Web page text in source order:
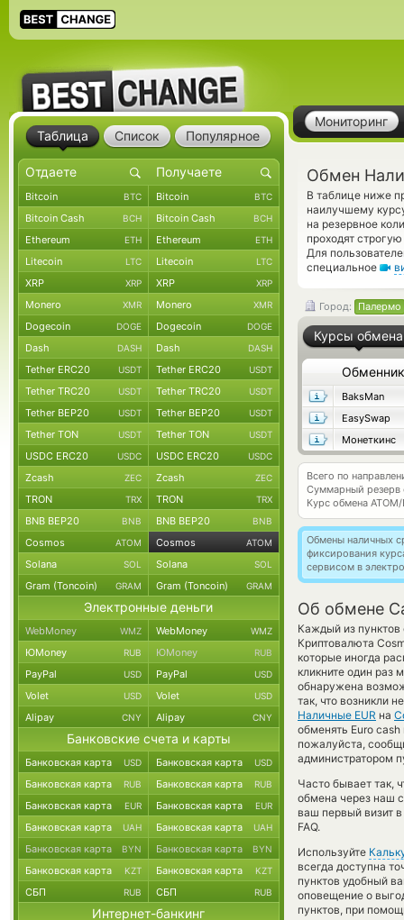
Мониторинг
Обмен
В таблице ниже
наилучшему
на резервное
проходят
Для
специальное
Город: Палермо
Курсы обмена
Обменник
BaksMan
EasySwap
Монеткинс
Всего по
Суммарный резерв
Курс обмена ATOM/
Обмены наличных
фиксирования
сервисом в
Об обмене
Каждый из пунктов
Криптовалюта
которые иногда
кликните один раз
обнаружена
так, что возникли
Наличные EUR на
обменять Euro
пожалуйста,
администратором
Часто бывает так,
обмена через наш
ваш первый визит
FAQ.
Используйте
всегда доступна
пунктов удобный
оповещение о
пунктов, при
Таблица Список Популярное
Bitcoin BTC Bitcoin BTC
Bitcoin Cash BCH Bitcoin Cash BCH
Ethereum ETH Ethereum ETH
Litecoin LTC Litecoin LTC
XRP XRP XRP XRP
Monero XMR Monero XMR
Dogecoin DOGE Dogecoin DOGE
Dash DASH Dash DASH
Tether ERC20 USDT Tether ERC20 USDT
Tether TRC20 USDT Tether TRC20 USDT
Tether BEP20 USDT Tether BEP20 USDT
Tether TON USDT Tether TON USDT
USDC ERC20 USDC USDC ERC20 USDC
Zcash ZEC Zcash ZEC
TRON TRX TRON TRX
BNB BEP20 BNB BNB BEP20 BNB
Cosmos ATOM Cosmos ATOM
Solana SOL Solana SOL
Gram (Toncoin) GRAM Gram (Toncoin) GRAM
Электронные деньги
WebMoney WMZ WebMoney WMZ
ЮMoney RUB ЮMoney RUB
PayPal USD PayPal USD
Volet USD Volet USD
Alipay CNY Alipay CNY
Банковские счета и карты
Банковская карта USD Банковская карта USD
Банковская карта RUB Банковская карта RUB
Банковская карта EUR Банковская карта EUR
Банковская карта UAH Банковская карта UAH
Банковская карта BYN Банковская карта BYN
Банковская карта KZT Банковская карта KZT
СБП RUB СБП RUB
Интернет-банкинг